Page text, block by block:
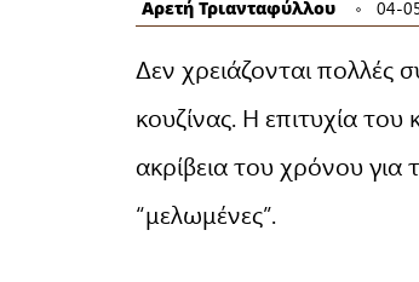
Αρετή Τριανταφύλλου 04-
Δεν χρειάζονται πολλές
κουζίνας. Η επιτυχία
ακρίβεια του χρόνου για
“μελωμένες”.